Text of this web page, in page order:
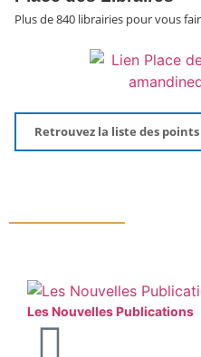
Plus de 840 librairies pour vous
Retrouvez la liste des
Les Nouvelles Publications